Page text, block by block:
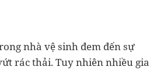
nhà vệ sinh đem đến sự
rác thải. Tuy nhiên nhiều gia